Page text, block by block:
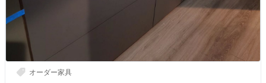
オーダー家具